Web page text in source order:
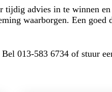
tijdig advies in te winnen
waarborgen. Een goed
013-583 6734 of stuur